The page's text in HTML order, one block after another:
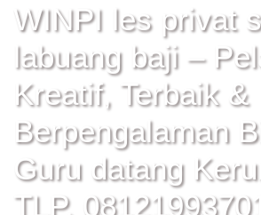
WINPI les privat
labuang baji –
Kreatif, Terbaik &
Berpengalaman
Guru datang
TLP.